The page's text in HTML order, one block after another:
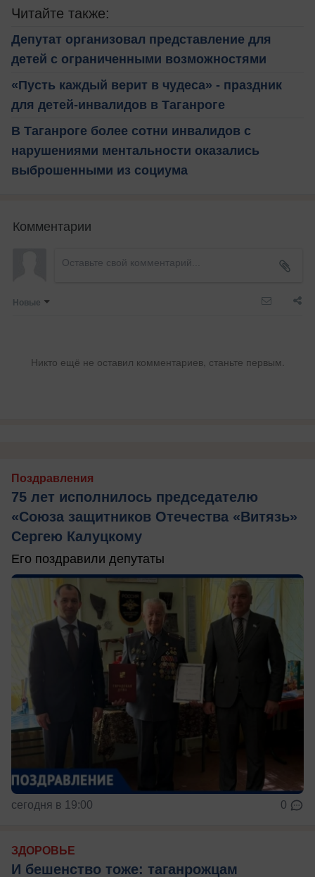
Читайте также:
Депутат организовал представление для
детей с ограниченными возможностями
«Пусть каждый верит в чудеса» - праздник
для детей-инвалидов в Таганроге
В Таганроге более сотни инвалидов с
нарушениями ментальности оказались
выброшенными из социума
Комментарии
Новые
Никто ещё не оставил комментариев, станьте первым.
Поздравления
75 лет исполнилось председателю
«Союза защитников Отечества «Витязь»
Сергею Калуцкому
Его поздравили депутаты
сегодня в 19:00 0
ЗДОРОВЬЕ
И бешенство тоже: таганрожцам